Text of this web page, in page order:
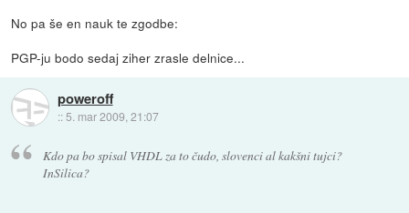
No pa še en nauk te zgodbe:
PGP-ju bodo sedaj ziher zrasle delnice...
poweroff
:: 5. mar 2009, 21:07
Kdo pa bo spisal VHDL za to čudo, slovenci al kakšni tujci?
InSilica?